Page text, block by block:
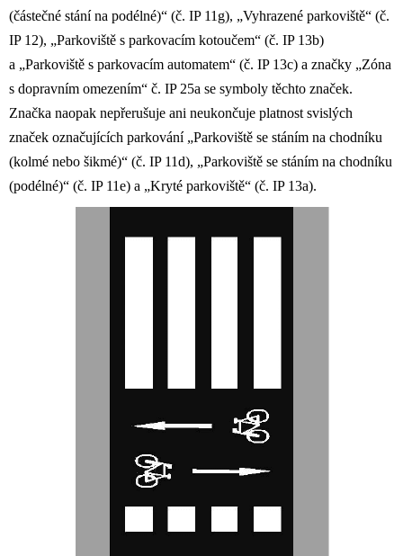
(částečné stání na podélné)“ (č. IP 11g), „Vyhrazené parkoviště“ (č.
IP 12), „Parkoviště s parkovacím kotoučem“ (č. IP 13b)
a „Parkoviště s parkovacím automatem“ (č. IP 13c) a značky „Zóna
s dopravním omezením“ č. IP 25a se symboly těchto značek.
Značka naopak nepřerušuje ani neukončuje platnost svislých
značek označujících parkování „Parkoviště se stáním na chodníku
(kolmé nebo šikmé)“ (č. IP 11d), „Parkoviště se stáním na chodníku
(podélné)“ (č. IP 11e) a „Kryté parkoviště“ (č. IP 13a).